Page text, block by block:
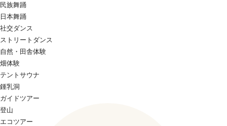
民族舞踊
日本舞踊
社交ダンス
ストリートダンス
自然・田舎体験
畑体験
テントサウナ
鍾乳洞
ガイドツアー
登山
エコツアー